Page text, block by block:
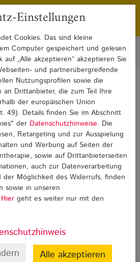
Franchising
Weiterbildung und Beruf Detail
Beruf
Einstellungen
Cookies. Das sind kleine
Computer gespeichert und gelesen
„Alle akzeptieren“ akzeptieren Sie
und partnerübergreifende
Nutzungsprofilen sowie die
Drittanbieter, die zum Teil Ihre
der europäischen Union
49). Details finden Sie im Abschnitt
der Datenschutzhinweise. Die
Retargeting und zur Ausspielung
und Werbung auf Seiten der
sowie auf Drittanbieterseiten
auch zur Datenverarbeitung
Möglichkeit des Widerrufs, finden
sowie in unseren
Hier geht es weiter nur mit den
Alle akzeptieren